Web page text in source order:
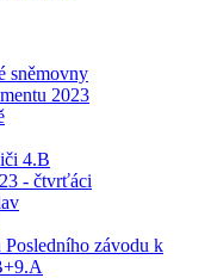
sněmovny
2023
4.B
- čtvrťáci
závodu k